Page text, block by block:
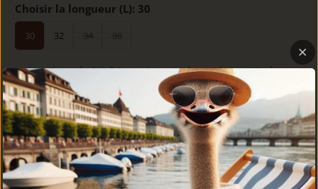
Choisir la longueur (L): 30
30 32 34 36
Livraison de 1 à 3 jours à partir du stock à partir du
stock
Quantité
AJOUTER AU PANIER